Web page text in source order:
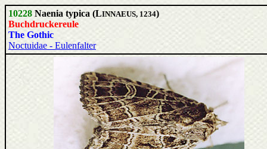
10228 Naenia typica (LINNAEUS, 1234)
Buchdruckereule
The Gothic
Noctuidae - Eulenfalter